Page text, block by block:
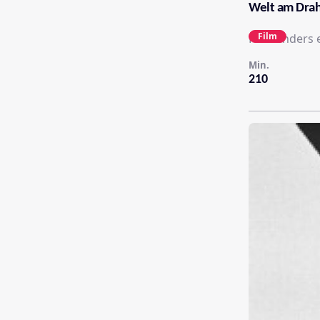
Welt am
Fassbinders
210
Min.
Film